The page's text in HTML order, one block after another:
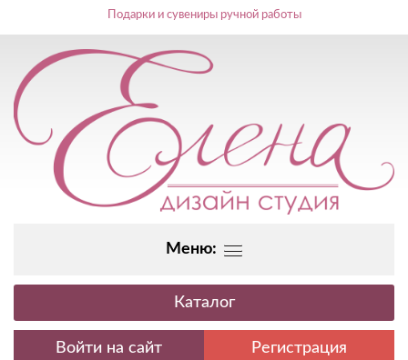
Подарки и сувениры ручной работы
Меню:
Каталог
Регистрация